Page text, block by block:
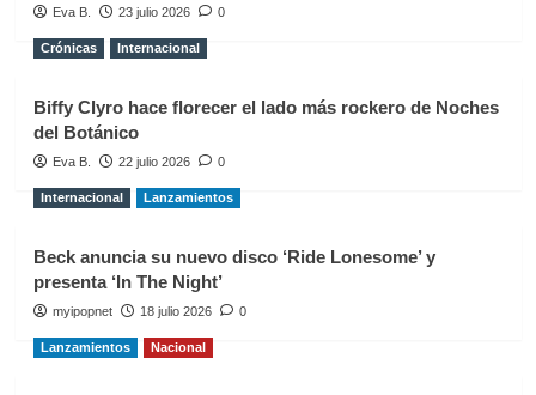
Eva B. 23 julio 2026 0
Crónicas Internacional
Biffy Clyro hace florecer el lado más rockero de Noches
del Botánico
Eva B. 22 julio 2026 0
Internacional Lanzamientos
Beck anuncia su nuevo disco ‘Ride Lonesome’ y
presenta ‘In The Night’
myipopnet 18 julio 2026 0
Lanzamientos Nacional